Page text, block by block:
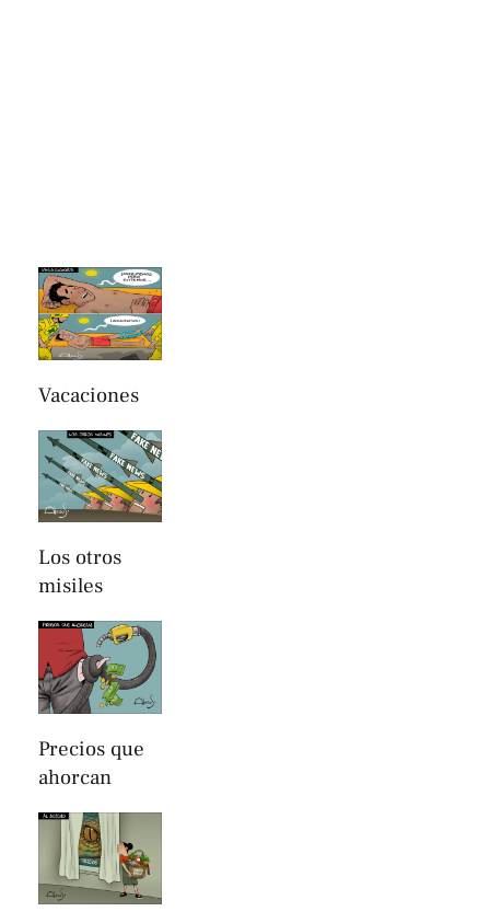
Vacaciones
Los otros
misiles
Precios que
ahorcan